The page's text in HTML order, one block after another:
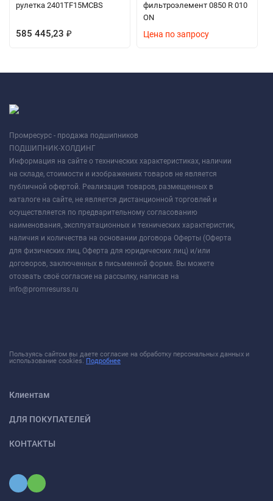
рулетка 2401TF15MCBS
585 445,23 ₽
фильтроэлемент 0850 R 010
ON
Цена по запросу
Промресурс - продажа подшипников
ПОДШИПНИК-ХОЛДИНГ
Информация на сайте о технических характеристиках, наличии
на складе, стоимости и изображениях товаров не является
публичной офертой. Реализация товаров, размещенных в
каталоге на сайте, не является дистанционной торговлей и
осуществляется по предварительному согласованию
наименования, эксплуатационных и технических характеристик,
наличия и количества на основании договора Оферты (Оферта
для физических лиц, Оферта для юридических лиц) и/или
договоров, заключенных в письменной форме. Вы можете
отозвать своё согласие на рассылку, написав на
info@promresurss.ru
Пользуясь сайтом вы даете согласие на обработку персональных данных и
использование cookies. Подробнее
Клиентам
ДЛЯ ПОКУПАТЕЛЕЙ
КОНТАКТЫ